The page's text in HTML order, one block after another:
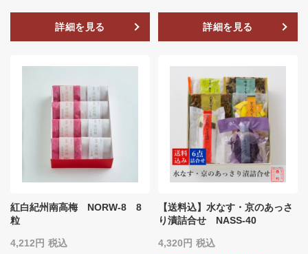
詳細を見る 詳細を見る
紅白紀州南高梅 NORW-8 8
粒
4,212 税込
【送料込】水なす・京のあっさ
り漬詰合せ NASS-40
4,320 税込